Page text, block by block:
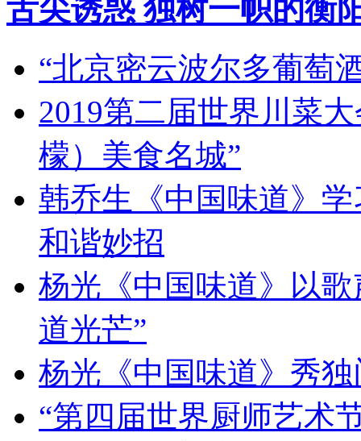
舌尖诱惑 独树一帜的衡
“北京密云波尔多葡萄
2019第二届世界川菜
檬）美食名城”
韩乔生《中国味道》
和谐妙招
杨光《中国味道》以
道光芒”
杨光《中国味道》秀
“第四届世界厨师艺术